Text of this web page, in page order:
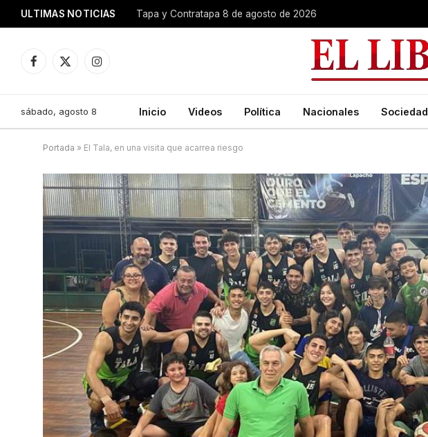
ULTIMAS NOTICIAS Tapa y Contratapa 8 de agosto de 2026
Facebook
X
Instagram
sábado, agosto 8 Inicio Videos Política Nacionales Sociedad
Portada » El Tala, en una visita que acarrea riesgo